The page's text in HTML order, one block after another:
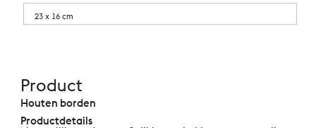
23 x 16 cm
Product
Houten borden
Productdetails